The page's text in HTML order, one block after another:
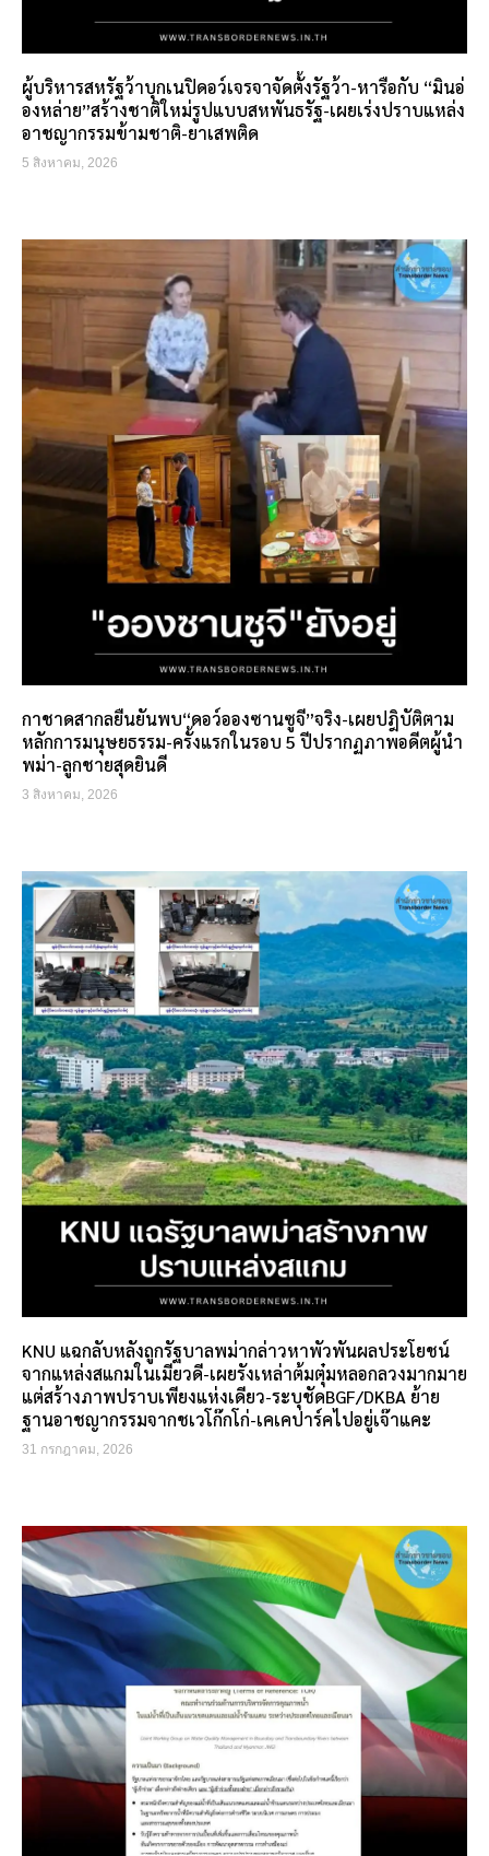
ผู้บริหารสหรัฐว้าบุกเนปิดอว์เจรจาจัดตั้งรัฐว้า-หารือกับ “มินอ่
องหล่าย”สร้างชาติใหม่รูปแบบสหพันธรัฐ-เผยเร่งปราบแหล่ง
อาชญากรรมข้ามชาติ-ยาเสพติด
5 สิงหาคม, 2026
กาชาดสากลยืนยันพบ“ดอว์อองซานซูจี”จริง-เผยปฎิบัติตาม
หลักการมนุษยธรรม-ครั้งแรกในรอบ 5 ปีปรากฏภาพอดีตผู้นำ
พม่า-ลูกชายสุดยินดี
3 สิงหาคม, 2026
KNU แฉกลับหลังถูกรัฐบาลพม่ากล่าวหาพัวพันผลประโยชน์
จากแหล่งสแกมในเมียวดี-เผยรังเหล่าต้มตุ๋มหลอกลวงมากมาย
แต่สร้างภาพปราบเพียงแห่งเดียว-ระบุชัดBGF/DKBA ย้าย
ฐานอาชญากรรมจากชเวโก๊กโก่-เคเคปาร์คไปอยู่เจ๊าแคะ
31 กรกฎาคม, 2026